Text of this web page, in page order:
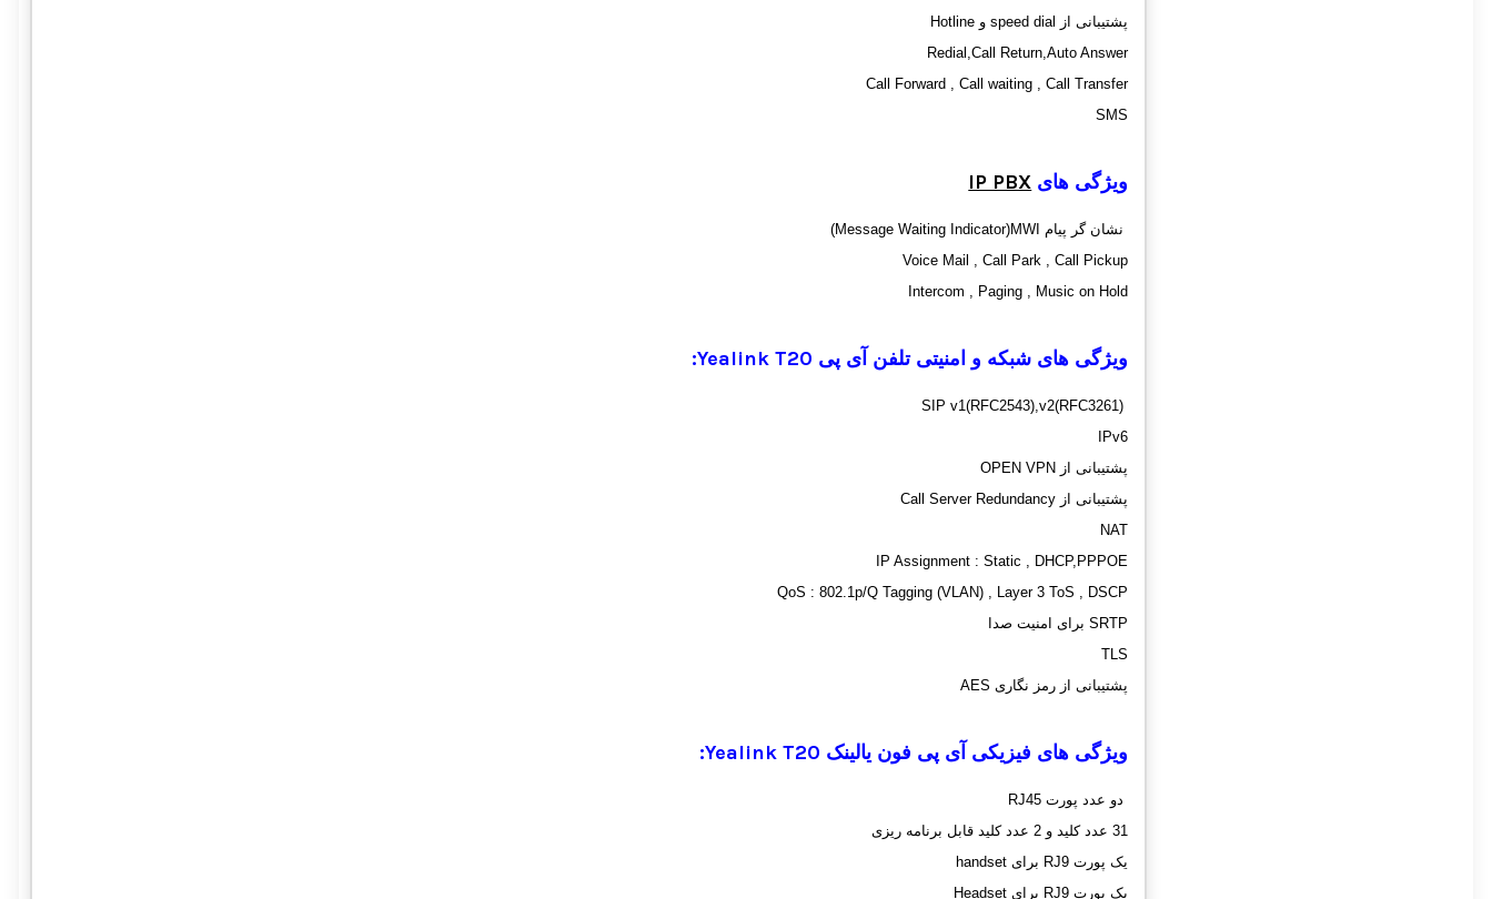
پشتیبانی از speed dial و Hotline
Redial,Call Return,Auto Answer
Call Forward , Call waiting , Call Transfer
SMS
ویژگی های IP PBX
نشان گر پیام Message Waiting Indicator)MWI)
Voice Mail , Call Park , Call Pickup
Intercom , Paging , Music on Hold
ویژگی های شبکه و امنیتی تلفن آی پی Yealink T20
:
SIP v1(RFC2543),v2(RFC3261)
IPv6
پشتیبانی از OPEN VPN
پشتیبانی از Call Server Redundancy
NAT
IP Assignment : Static , DHCP,PPPOE
QoS : 802.1p/Q Tagging (VLAN) , Layer 3 ToS , DSCP
SRTP برای امنیت صدا
TLS
پشتیبانی از رمز نگاری AES
ویژگی های فیزیکی آی پی فون یالینک Yealink T20
:
دو عدد پورت RJ45
31 عدد کلید و 2 عدد کلید قابل برنامه ریزی
یک پورت RJ9 برای handset
یک پورت RJ9 برای Headset